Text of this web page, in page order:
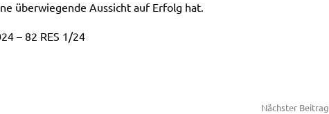
über­wie­gen­de Aus­sicht auf Erfolg hat.
– 82 RES 1/24
Nächster Beitrag